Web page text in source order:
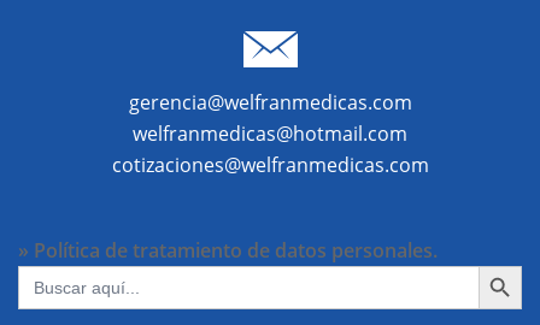
gerencia@welfranmedicas.com
welfranmedicas@hotmail.com
cotizaciones@welfranmedicas.com
» Política de tratamiento de datos personales.
Buscar:
BOTÓN DE